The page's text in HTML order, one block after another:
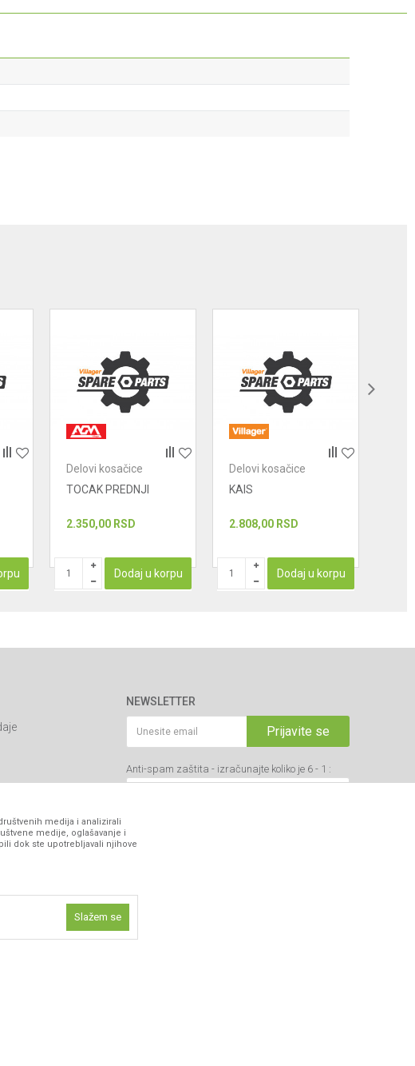
Delovi kosačice
TOCAK PREDNJI
2.350,00 RSD
Dodaj u korpu
Delovi kosačice
KAIS
2.808,00 RSD
Dodaj u korpu
NEWSLETTER
Prijavite se
Anti-spam zaštita - izračunajte koliko je 6 - 1 :
VIBER I SMS NEWSLETTER
medija i analizirali
medije, oglašavanje i
dok ste upotrebljavali njihove
Slažem se